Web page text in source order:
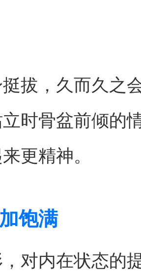
拔，久而久之
时骨盆前倾的
更精神。
饱满
对内在状态的